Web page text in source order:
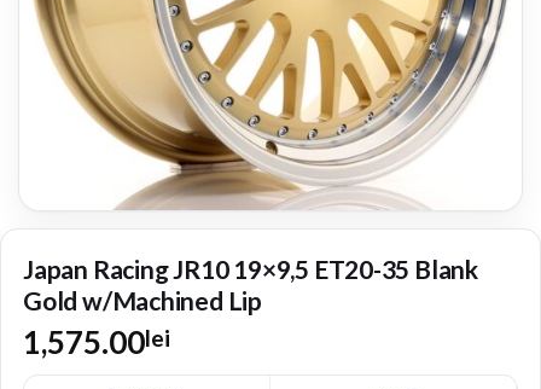
Japan Racing JR10 19×9,5 ET20-35 Blank
Gold w/Machined Lip
1,575.00lei